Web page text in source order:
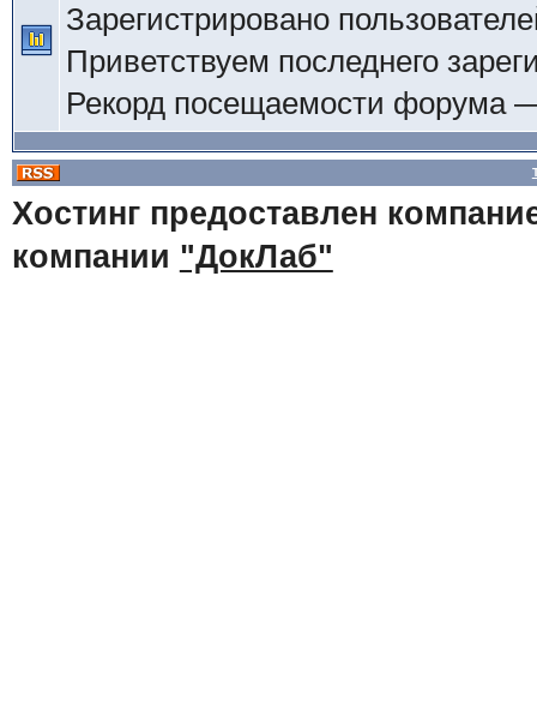
Зарегистрировано
Приветствуем последнего
Рекорд посещаемости форума
Хостинг предоставлен
компании "ДокЛаб"